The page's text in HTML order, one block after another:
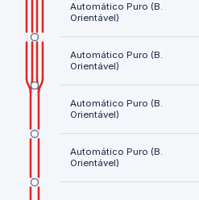
Automático Puro (B.
Orientável)
Automático Puro (B.
Orientável)
Automático Puro (B.
Orientável)
Automático Puro (B.
Orientável)